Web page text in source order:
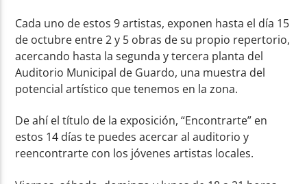
Cada uno de estos 9 artistas, exponen hasta el día 15
de octubre entre 2 y 5 obras de su propio repertorio,
acercando hasta la segunda y tercera planta del
Auditorio Municipal de Guardo, una muestra del
potencial artístico que tenemos en la zona.
De ahí el título de la exposición, “Encontrarte” en
estos 14 días te puedes acercar al auditorio y
reencontrarte con los jóvenes artistas locales.